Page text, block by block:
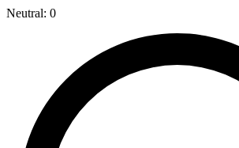
Neutral: 0